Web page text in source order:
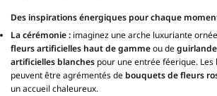
Des inspirations énergiques pour chaque
La cérémonie : imaginez une arche luxuriante
fleurs artificielles haut de gammeou de
artificielles blanches pour une entrée féerique. Les
peuvent être agrémentés de bouquets de fleurs
un accueil chaleureux.